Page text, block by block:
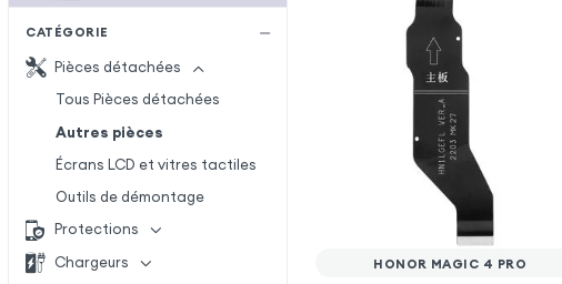
CATÉGORIE
Pièces détachées
Tous Pièces détachées
Autres pièces
Écrans LCD et vitres tactiles
Outils de démontage
Protections
Chargeurs
HONOR MAGIC 4 PRO